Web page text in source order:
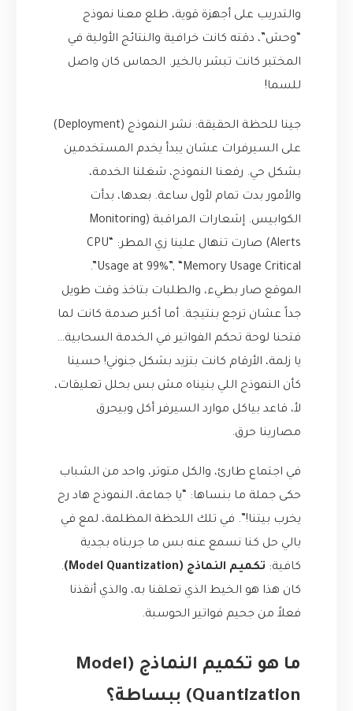
والتدريب على أجهزة قوية، طلع معنا نموذج
“وحش”، دقته كانت خرافية والنتائج الأولية في
المختبر كانت تبشر بالخير. الحماس كان واصل
للسما!
جينا للحظة الحقيقة: نشر النموذج (Deployment)
على السيرفرات عشان يبدأ يخدم المستخدمين
بشكل حي. رفعنا النموذج، شغلنا الخدمة،
والأمور بدت تمام لأول ساعة. بعدها، بدأت
الكوابيس. إشعارات المراقبة (Monitoring
Alerts) صارت تنهال علينا زي المطر: “CPU
Usage at 99%”, “Memory Usage Critical”.
الموقع صار بطيء، والطلبات بتاخذ وقت طويل
جداً عشان ترجع بنتيجة. أما أكبر صدمة كانت لما
فتحنا لوحة تحكم الفواتير في الخدمة السحابية…
يا زلمة، الأرقام كانت بتزيد بشكل جنوني! حسينا
كأن النموذج اللي بنيناه مش بس بحلل تعليقات،
لأ، قاعد بياكل موارد السيرفر أكل وبيحرق
مصارينا حرق.
في اجتماع طارئ، والكل متوتر، واحد من الشباب
حكى جملة ما بنساها: “يا جماعة، النموذج هاد رح
يخرب بيتنا!”. في تلك اللحظة المظلمة، لمع في
بالي حل كنا نسمع عنه بس ما جربناه بجدية
كافية: تكميم النماذج (Model Quantization)
.
كان هذا هو الخيط الذي تعلقنا به، والذي أنقذنا
فعلاً من جحيم فواتير الحوسبة.
ما هو تكميم النماذج (Model
Quantization) ببساطة؟